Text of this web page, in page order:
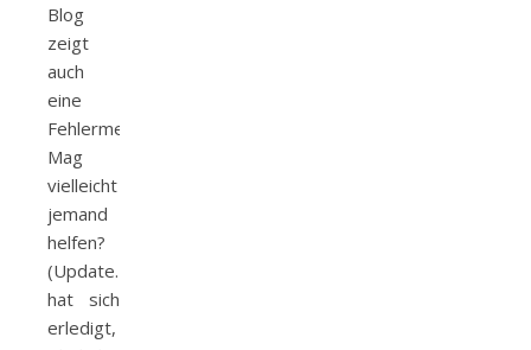
Blog
zeigt
auch
eine
Fehlermeldung.
Mag
vielleicht
jemand
helfen?
(Update…
hat sich
erledigt,